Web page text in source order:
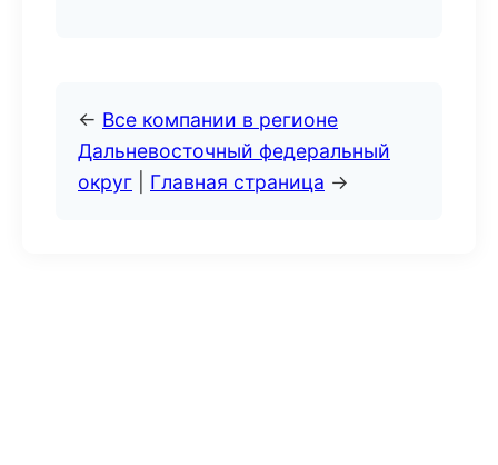
← Все компании в регионе
Дальневосточный федеральный
округ
Главная страница →